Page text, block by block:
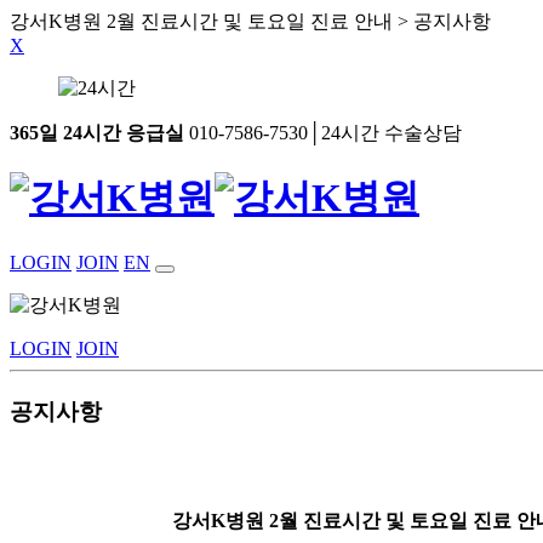
강서K병원 2월 진료시간 및 토요일 진료 안내 > 공지사항
X
365일 24시간 응급실 010-7586-7530│24시간 수술상담
LOGIN JOIN EN
LOGIN JOIN
공지사항
강서K병원 2월 진료시간 및 토요일 진료 안